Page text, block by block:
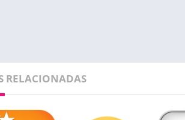
RELACIONADAS